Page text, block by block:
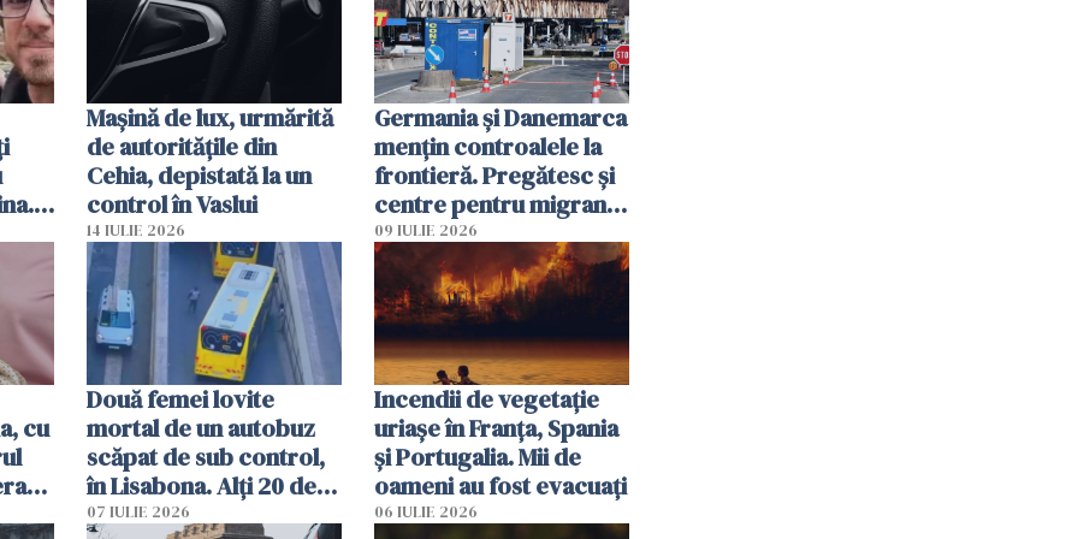
Mașină de lux, urmărită
de autoritățile din
Cehia, depistată la un
control în Vaslui
14 IULIE 2026
Germania și Danemarca
mențin controalele la
frontieră. Pregătesc și
centre pentru migranții
respinși din UE
09 IULIE 2026
cu
Două femei lovite
mortal de un autobuz
scăpat de sub control,
în Lisabona. Alți 20 de
oameni sunt răniți
07 IULIE 2026
Incendii de vegetație
uriașe în Franța, Spania
și Portugalia. Mii de
oameni au fost evacuați
06 IULIE 2026